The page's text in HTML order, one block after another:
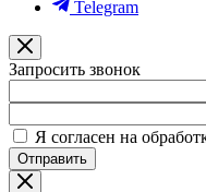
Telegram
Запросить звонок
Я согласен на
Отправить